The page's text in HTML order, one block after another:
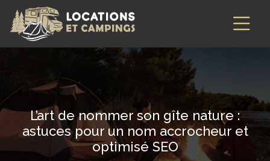
L’art de nommer son gîte nature :
astuces pour un nom accrocheur et
optimisé SEO